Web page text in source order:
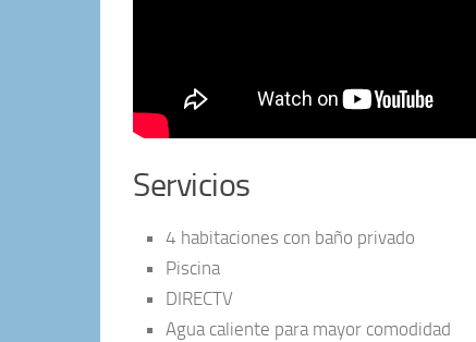
Servicios
4 habitaciones con baño privado
Piscina
DIRECTV
Agua caliente para mayor comodidad